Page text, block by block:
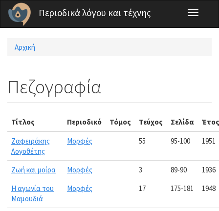
Παράκαμψη προς το κυρίως περιεχόμενο
Περιοδικά λόγου και τέχνης
Toggle
Είστε εδώ
Αρχική
Πεζογραφία
Τίτλος Περιοδικό Τόμος Τεύχος Σελίδα Έτος
Ζαφειράκης
Λογοθέτης
Μορφές 55 95-100 1951
Ζωή και μοίρα Μορφές 3 89-90
1936
Η αγωνία του
Μαμουδιά
Μορφές 17 175-181 1948